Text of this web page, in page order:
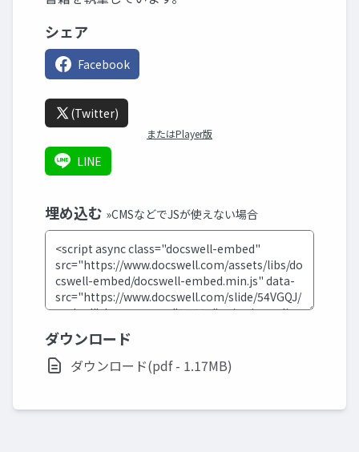
シェア
Facebook
(Twitter)
またはPlayer版
LINE
埋め込む »CMSなどでJSが使えない場合
ダウンロード
ダウンロード(pdf - 1.17MB)